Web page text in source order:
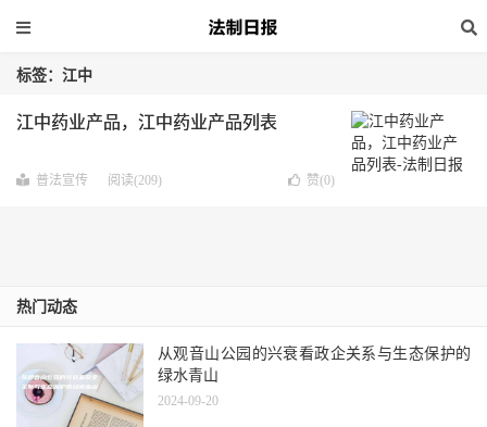
标签：江中
江中药业产品，江中药业产品列表
普法宣传 阅读(209) 赞(0)
热门动态
从观音山公园的兴衰看政企关系与生态保护的
绿水青山
2024-09-20